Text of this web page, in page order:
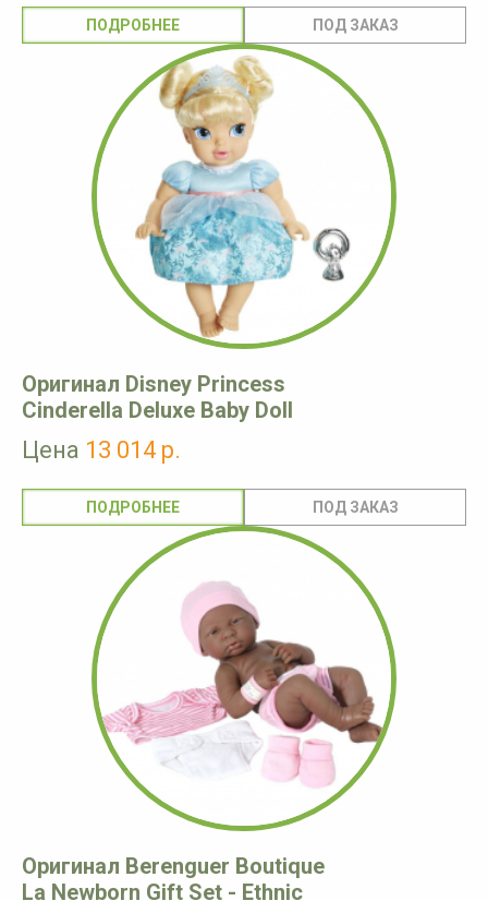
ПОДРОБНЕЕ
Оригинал Disney Princess
Cinderella Deluxe Baby Doll
Цена 13 014 р.
ПОДРОБНЕЕ
Оригинал Berenguer Boutique
La Newborn Gift Set - Ethnic